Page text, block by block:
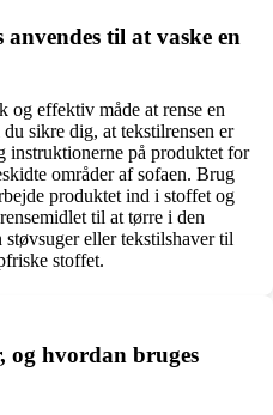
til at vaske en
og effektiv måde at rense en
sikre dig, at tekstilrensen er
instruktionerne på produktet for
områder af sofaen. Brug
produktet ind i stoffet og
til at tørre i den
eller tekstilshaver til
stoffet.
og hvordan bruges